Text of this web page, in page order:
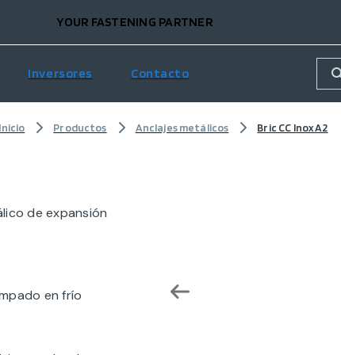
YOUR FASTENING PARTNER
Inversores Contacto
Inicio Productos Anclajes metálicos Bric CC Inox A2
de expansión
en frío